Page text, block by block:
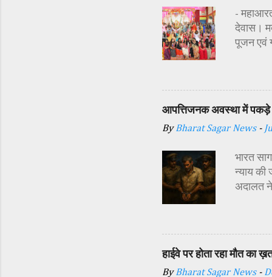
-
देवास।
पूजन एवं
अतिथि
प्रबंधक
विधि-
कन्याओं
आपत्तिजनक अवस्था में पकड़े
ByBharat Sagar News -
भारत
न्याय की
अदालत
किया
इसी बात
दिया।
डाले और
हाईवे पर होता रहा मौत का
ByBharat Sagar News -